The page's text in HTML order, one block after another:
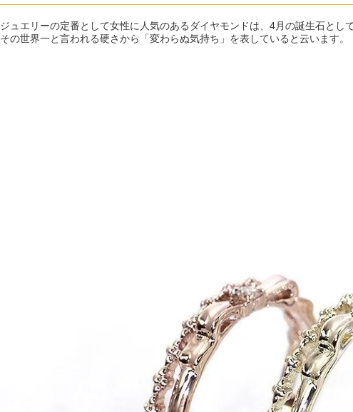
ジュエリーの定番として女性に人気のあるダイヤモンドは、4月の誕生石とし
その世界一と言われる硬さから「変わらぬ気持ち」を表していると云います。